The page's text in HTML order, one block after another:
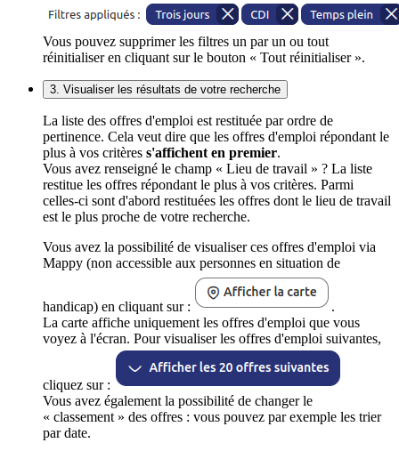
Vous pouvez supprimer les filtres un par un ou tout
réinitialiser en cliquant sur le bouton « Tout réinitialiser ».
3. Visualiser les résultats de votre recherche
La liste des offres d'emploi est restituée par ordre de
pertinence. Cela veut dire que les offres d'emploi répondant le
plus à vos critères s'affichent en premier.
Vous avez renseigné le champ « Lieu de travail » ? La liste
restitue les offres répondant le plus à vos critères. Parmi
celles-ci sont d'abord restituées les offres dont le lieu de travail
est le plus proche de votre recherche.
Vous avez la possibilité de visualiser ces offres d'emploi via
Mappy (non accessible aux personnes en situation de
handicap) en cliquant sur :
.
La carte affiche uniquement les offres d'emploi que vous
voyez à l'écran. Pour visualiser les offres d'emploi suivantes,
cliquez sur :
Vous avez également la possibilité de changer le
« classement » des offres : vous pouvez par exemple les trier
par date.